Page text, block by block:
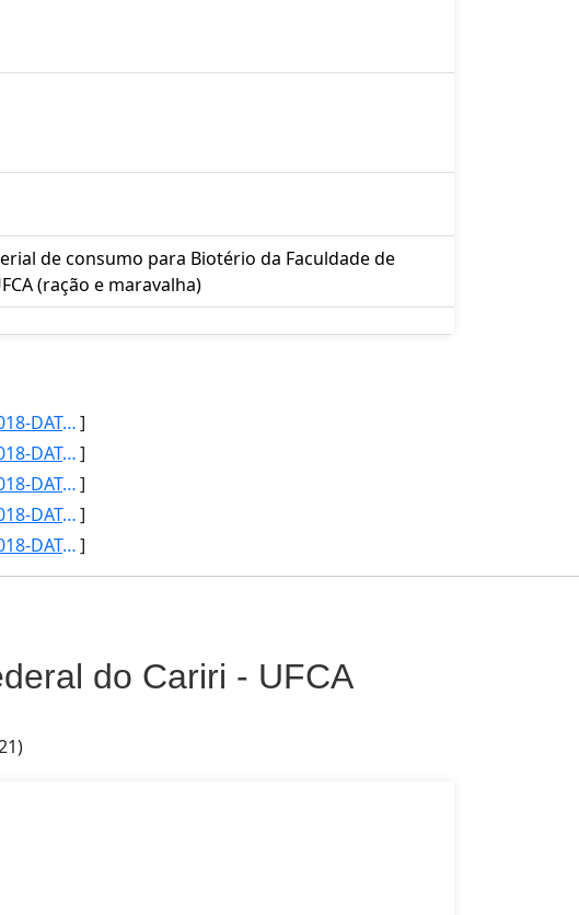
de consumo para Biotério da Faculdade de
(ração e maravalha)
2: ?DATA_DE_RESULTADO_DA_COMPRA-02/03/2018-DATA_DE_ABERTURA-02/02/2018-ORGAO_SUPERIOR_LICITANTE-Ministe]]
3: ?DATA_DE_RESULTADO_DA_COMPRA-14/11/2018-DATA_DE_ABERTURA-26/10/2018-ORGAO_SUPERIOR_LICITANTE-Ministe]]
4: ?DATA_DE_RESULTADO_DA_COMPRA-18/12/2018-DATA_DE_ABERTURA-06/12/2018-ORGAO_SUPERIOR_LICITANTE-Ministe]]
5: ?DATA_DE_RESULTADO_DA_COMPRA-27/09/2018-DATA_DE_ABERTURA-17/09/2018-ORGAO_SUPERIOR_LICITANTE-Ministe]]
6: ?DATA_DE_RESULTADO_DA_COMPRA-26/07/2018-DATA_DE_ABERTURA-12/07/2018-ORGAO_SUPERIOR_LICITANTE-Ministe]]
do Cariri - UFCA